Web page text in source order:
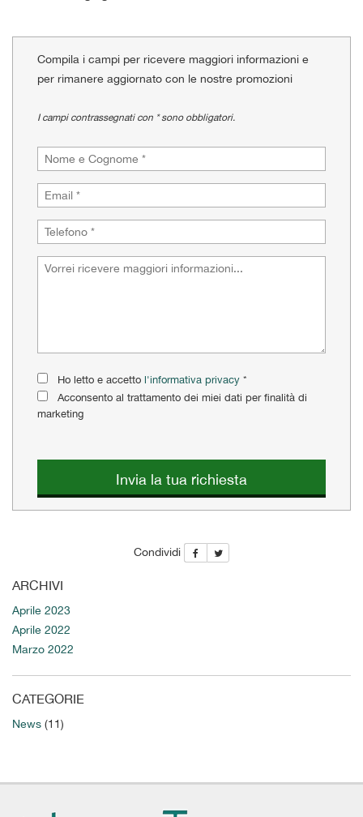
Compila i campi per ricevere maggiori informazioni e
per rimanere aggiornato con le nostre promozioni
I campi contrassegnati con * sono obbligatori.
Ho letto e accetto l'informativa privacy *
Acconsento al trattamento dei miei dati per finalità di
marketing
Invia la tua richiesta
Condividi
ARCHIVI
Aprile 2023
Aprile 2022
Marzo 2022
CATEGORIE
News (11)
adottiamo
attività
seguito
maggiori
questi
strumenti
rimanda
cookie
policy.
le
tue
in
qualsiasi